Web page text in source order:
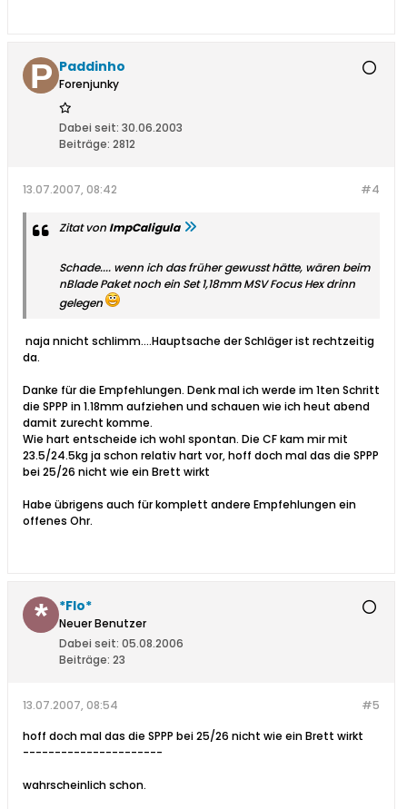
Paddinho
Forenjunky
Dabei seit: 30.06.2003
Beiträge: 2812
#4
13.07.2007, 08:42
Zitat vonImpCaligula
Schade.... wenn ich das früher gewusst hätte, wären beim
nBlade Paket noch ein Set 1,18mm MSV Focus Hex drinn
gelegen
naja nnicht schlimm....Hauptsache der Schläger ist rechtzeitig
da.
Danke für die Empfehlungen. Denk mal ich werde im 1ten Schritt
die SPPP in 1.18mm aufziehen und schauen wie ich heut abend
damit zurecht komme.
Wie hart entscheide ich wohl spontan. Die CF kam mir mit
23.5/24.5kg ja schon relativ hart vor, hoff doch mal das die SPPP
bei 25/26 nicht wie ein Brett wirkt
Habe übrigens auch für komplett andere Empfehlungen ein
offenes Ohr.
*Flo*
Neuer Benutzer
Dabei seit: 05.08.2006
Beiträge: 23
#5
13.07.2007, 08:54
hoff doch mal das die SPPP bei 25/26 nicht wie ein Brett wirkt
----------------------
wahrscheinlich schon.